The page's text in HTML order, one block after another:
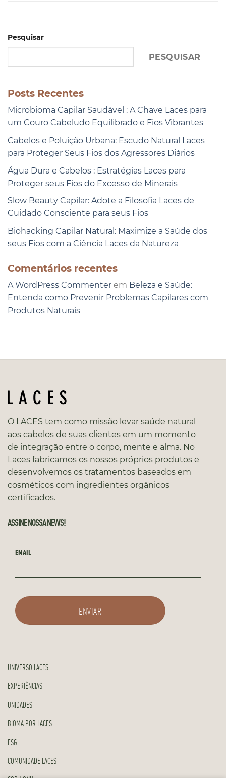
Pesquisar
PESQUISAR
Posts Recentes
Microbioma Capilar Saudável : A Chave Laces para
um Couro Cabeludo Equilibrado e Fios Vibrantes
Cabelos e Poluição Urbana: Escudo Natural Laces
para Proteger Seus Fios dos Agressores Diários
Água Dura e Cabelos : Estratégias Laces para
Proteger seus Fios do Excesso de Minerais
Slow Beauty Capilar: Adote a Filosofia Laces de
Cuidado Consciente para seus Fios
Biohacking Capilar Natural: Maximize a Saúde dos
seus Fios com a Ciência Laces da Natureza
Comentários recentes
A WordPress Commenter em Beleza e Saúde:
Entenda como Prevenir Problemas Capilares com
Produtos Naturais
O LACES tem como missão levar saúde natural
aos cabelos de suas clientes em um momento
de integração entre o corpo, mente e alma. No
Laces fabricamos os nossos próprios produtos e
desenvolvemos os tratamentos baseados em
cosméticos com ingredientes orgânicos
certificados.
ASSINE NOSSA NEWS!
EMAIL
UNIVERSO LACES
EXPERIÊNCIAS
UNIDADES
BIOMA POR LACES
ESG
COMUNIDADE LACES